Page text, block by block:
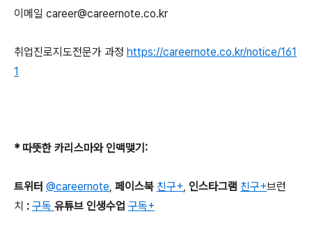
이메일 career@careernote.co.kr
취업진로지도전문가 과정 https://careernote.co.kr/notice/161
1
* 따뜻한 카리스마와 인맥맺기 :
트위터 @careernote, 페이스북 친구+, 인스타그램 친구+브런
치 : 구독 유튜브 인생수업 구독+